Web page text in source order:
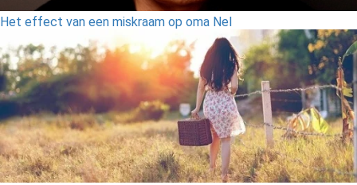
Het effect van een miskraam op oma Nel